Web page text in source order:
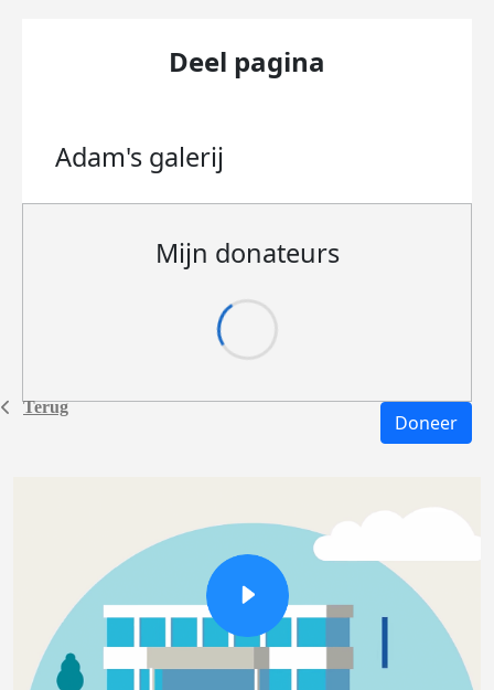
Terug
Deel pagina
Adam's galerij
Mijn donateurs
Doneer